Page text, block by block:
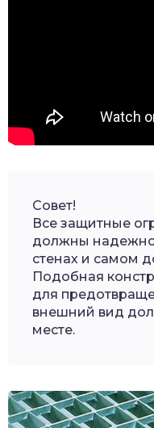
Совет!
Все защитные
должны надежно
стенах и самом
Подобная
для
внешний вид
месте.